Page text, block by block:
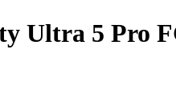
Ultra 5 Pro